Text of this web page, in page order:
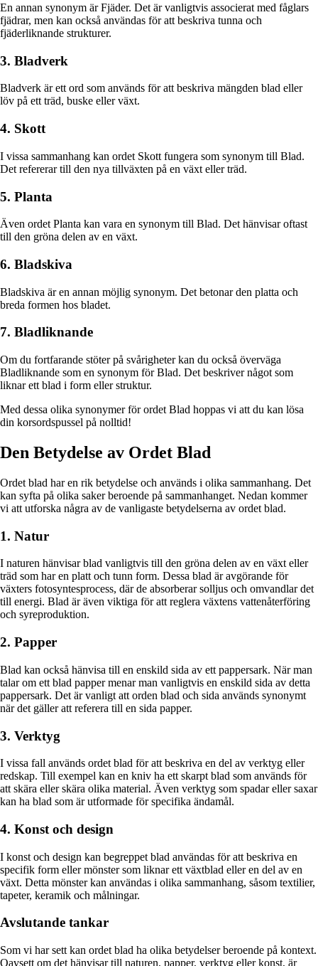
En annan synonym är Fjäder. Det är vanligtvis associerat med fåglars
fjädrar, men kan också användas för att beskriva tunna och
fjäderliknande strukturer.
3. Bladverk
Bladverk är ett ord som används för att beskriva mängden blad eller
löv på ett träd, buske eller växt.
4. Skott
I vissa sammanhang kan ordet Skott fungera som synonym till Blad.
Det refererar till den nya tillväxten på en växt eller träd.
5. Planta
Även ordet Planta kan vara en synonym till Blad. Det hänvisar oftast
till den gröna delen av en växt.
6. Bladskiva
Bladskiva är en annan möjlig synonym. Det betonar den platta och
breda formen hos bladet.
7. Bladliknande
Om du fortfarande stöter på svårigheter kan du också överväga
Bladliknande som en synonym för Blad. Det beskriver något som
liknar ett blad i form eller struktur.
Med dessa olika synonymer för ordet Blad hoppas vi att du kan lösa
din korsordspussel på nolltid!
Den Betydelse av Ordet Blad
Ordet blad har en rik betydelse och används i olika sammanhang. Det
kan syfta på olika saker beroende på sammanhanget. Nedan kommer
vi att utforska några av de vanligaste betydelserna av ordet blad.
1. Natur
I naturen hänvisar blad vanligtvis till den gröna delen av en växt eller
träd som har en platt och tunn form. Dessa blad är avgörande för
växters fotosyntesprocess, där de absorberar solljus och omvandlar det
till energi. Blad är även viktiga för att reglera växtens vattenåterföring
och syreproduktion.
2. Papper
Blad kan också hänvisa till en enskild sida av ett pappersark. När man
talar om ett blad papper menar man vanligtvis en enskild sida av detta
pappersark. Det är vanligt att orden blad och sida används synonymt
när det gäller att referera till en sida papper.
3. Verktyg
I vissa fall används ordet blad för att beskriva en del av verktyg eller
redskap. Till exempel kan en kniv ha ett skarpt blad som används för
att skära eller skära olika material. Även verktyg som spadar eller saxar
kan ha blad som är utformade för specifika ändamål.
4. Konst och design
I konst och design kan begreppet blad användas för att beskriva en
specifik form eller mönster som liknar ett växtblad eller en del av en
växt. Detta mönster kan användas i olika sammanhang, såsom textilier,
tapeter, keramik och målningar.
Avslutande tankar
Som vi har sett kan ordet blad ha olika betydelser beroende på kontext.
Oavsett om det hänvisar till naturen, papper, verktyg eller konst, är